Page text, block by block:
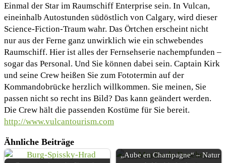
Einmal der Star im Raumschiff Enterprise sein. In Vulcan,
eineinhalb Autostunden südöstlich von Calgary, wird dieser
Science-Fiction-Traum wahr. Das Örtchen erscheint nicht
nur aus der Ferne ganz unwirklich wie ein schwebendes
Raumschiff. Hier ist alles der Fernsehserie nachempfunden –
sogar das Personal. Und Sie können dabei sein. Captain Kirk
und seine Crew heißen Sie zum Fototermin auf der
Kommandobrücke herzlich willkommen. Sie meinen, Sie
passen nicht so recht ins Bild? Das kann geändert werden.
Die Crew hält die passenden Kostüme für Sie bereit.
http://www.vulcantourism.com
Ähnliche Beiträge
„Aube en Champagne“ – Natur